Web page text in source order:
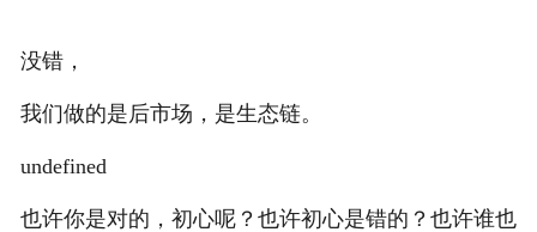
没错，
我们做的是后市场，是生态链。
undefined
也许你是对的，初心呢？也许初心是错的？也许谁也